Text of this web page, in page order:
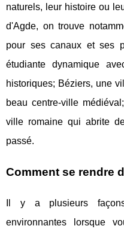
naturels, leur histoire ou
d'Agde, on trouve
pour ses canaux et ses
étudiante dynamique
historiques; Béziers, une
beau centre-ville
ville romaine qui abrite
passé.
Comment se rendre
Il y a plusieurs
environnantes lorsque